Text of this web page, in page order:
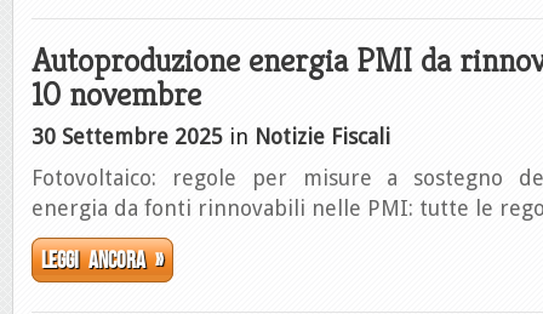
Autoproduzione energia PMI da
10 novembre
30 Settembre 2025 in Notizie Fiscali
Fotovoltaico: regole per misure a sostegno
energia da fonti rinnovabili nelle PMI: tutte le
Leggi ancora »